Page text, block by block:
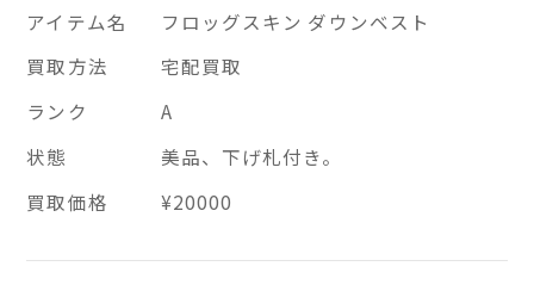
アイテム名
フロッグスキン ダウンベスト
買取方法
宅配買取
ランク
A
状態
美品、下げ札付き。
買取価格
¥20000